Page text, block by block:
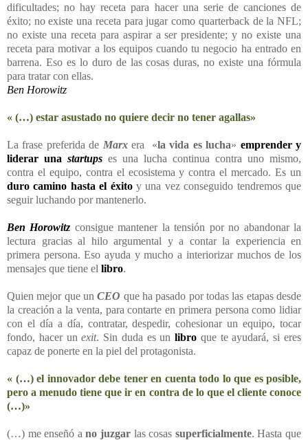
dificultades; no hay receta para hacer una serie de canciones de
éxito; no existe una receta para jugar como quarterback de la NFL;
no existe una receta para aspirar a ser presidente; y no existe una
receta para motivar a los equipos cuando tu negocio ha entrado en
barrena. Eso es lo duro de las cosas duras, no existe una fórmula
para tratar con ellas.
Ben Horowitz
« (…) estar asustado no quiere decir no tener agallas»
La frase preferida de Marxera «la vida es lucha» emprender y
liderar una startups es una lucha continua contra uno mismo,
contra el equipo, contra el ecosistema y contra el mercado. Es un
duro camino hasta el éxitoy una vez conseguido tendremos que
seguir luchando por mantenerlo.
Ben Horowitz consigue mantener la tensión por no abandonar la
lectura gracias al hilo argumental y a contar la experiencia en
primera persona. Eso ayuda y mucho a interiorizar muchos de los
mensajes que tiene el libro.
Quien mejor que unCEO que ha pasado por todas las etapas desde
la creación a la venta, para contarte en primera persona como lidiar
con el día a día, contratar, despedir, cohesionar un equipo, tocar
fondo, hacer unexit. Sin duda es unlibro que te ayudará, si eres
capaz de ponerte en la piel del protagonista.
« (…) el innovador debe tener en cuenta todo lo que es posible,
pero a menudo tiene que ir en contra de lo que el cliente conoce
(…)»
(…) me enseñó ano juzgar las cosas superficialmente. Hasta que